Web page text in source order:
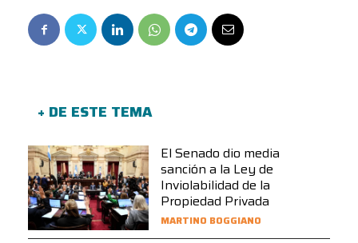
+ DE ESTE TEMA
El Senado dio media
sanción a la Ley de
Inviolabilidad de la
Propiedad Privada
MARTINO BOGGIANO